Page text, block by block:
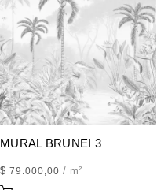
MURAL BRUNEI 3
$ 79.000,00 / m²